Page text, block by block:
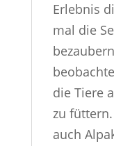
Erlebnis
mal die
die Tiere
zu
auch